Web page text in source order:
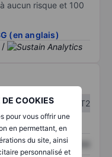
DE COOKIES
pour vous offrir une
en permettant, en
du site, ainsi
personnalisé et
aucun risque et 100
(en anglais)
/
T1
T2
XXXXXXX